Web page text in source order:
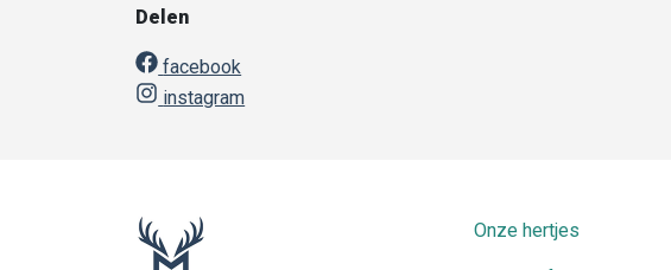
Delen
facebook
instagram
Onze hertjes